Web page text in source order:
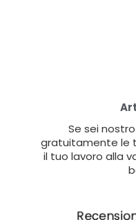
Se sei
gratuitamente le
il tuo lavoro alla